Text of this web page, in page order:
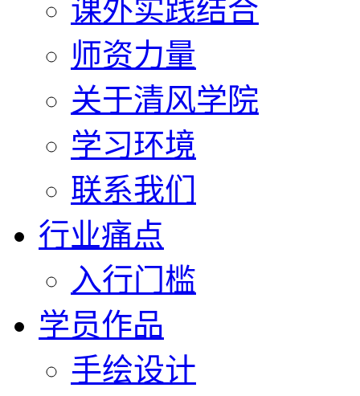
课外实践结合
师资力量
关于清风学院
学习环境
联系我们
行业痛点
入行门槛
学员作品
手绘设计